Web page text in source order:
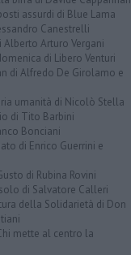
assurdi di Blue Lama
Canestrelli
Alberto Arturo Vergani
di Libero Venturi
di Alfredo De Girolamo e
umanità di Nicolò Stella
di Tito Barbini
Bonciani
di Enrico Guerrini e
di Rubina Rovini
di Salvatore Calleri
della Solidarietà di Don
mette al centro la